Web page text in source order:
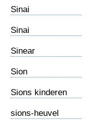
Sinai
Sinai
Sinear
Sion
Sions kinderen
sions-heuvel